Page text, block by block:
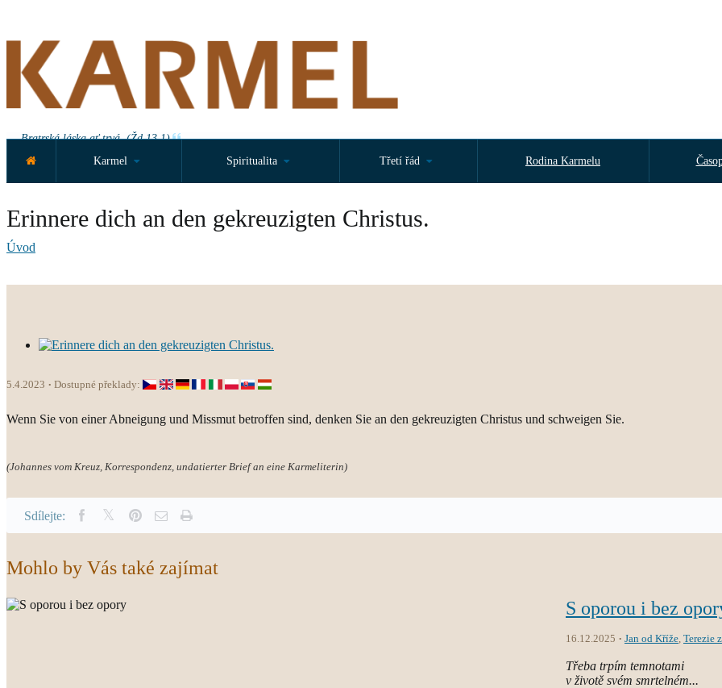
Bratrská láska ať trvá. (Žd 13,1)
Karmel
Spiritualita Třetí řád Rodina Karmelu
Erinnere dich an den gekreuzigten Christus.
Úvod
5.4.2023 Dostupné překlady:
Wenn Sie von einer Abneigung und Missmut betroffen sind, denken Sie an den gekreuzigten Christus und schweigen Sie.
(Johannes vom Kreuz, Korrespondenz, undatierter Brief an eine Karmeliterin)
Sdílejte:
Mohlo by Vás také zajímat
S oporou i bez
16.12.2025 Jan od Kříže, Terezie
Třeba trpím temnotami
v životě svém smrtelném...